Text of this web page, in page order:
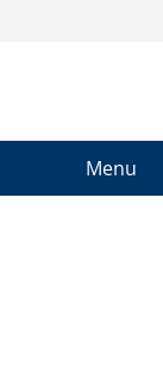
Menu